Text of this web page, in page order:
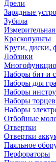
Дрели
Зарядные
Зубила
Краскопульты
Круги, диски,
Лобзики
Наборы бит и
Наборы для
Наборы
Наборы
Наборы
Отбойные
Отвертки
Отвертки
Паяльное
Перфораторы